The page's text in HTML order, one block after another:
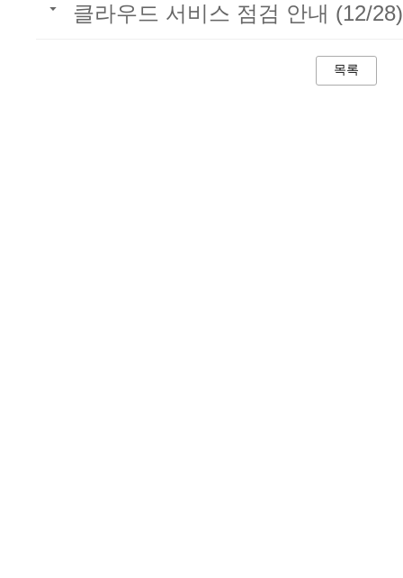
클라우드 서비스 점검 안내 (12/28)
목록